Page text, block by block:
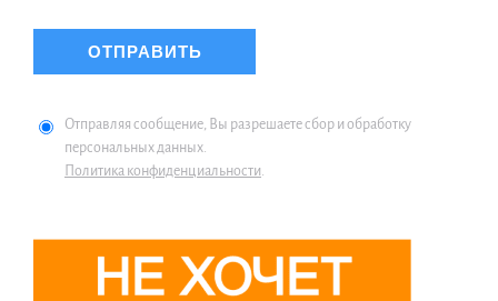
Отправляя сообщение, Вы разрешаете сбор и обработку
персональных данных.
Политика конфиденциальности.